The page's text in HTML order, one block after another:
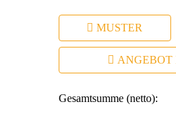
MUSTER
ANGEBOT
Gesamtsumme (netto):